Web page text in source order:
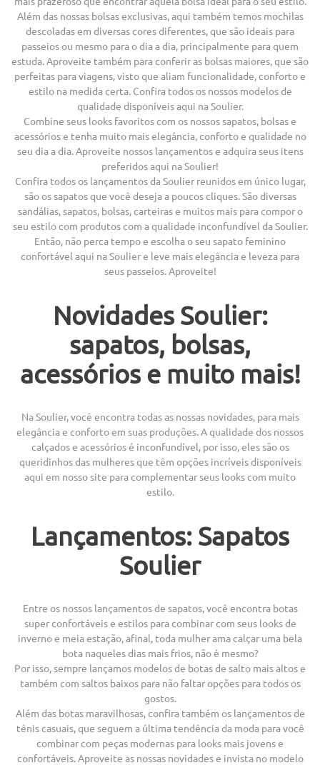
Além das nossas bolsas exclusivas, aqui também temos mochilas
descoladas em diversas cores diferentes, que são ideais para
passeios ou mesmo para o dia a dia, principalmente para quem
estuda. Aproveite também para conferir as bolsas maiores, que são
perfeitas para viagens, visto que aliam funcionalidade, conforto e
estilo na medida certa. Confira todos os nossos modelos de
qualidade disponíveis aqui na Soulier.
Combine seus looks favoritos com os nossos sapatos, bolsas e
acessórios e tenha muito mais elegância, conforto e qualidade no
seu dia a dia. Aproveite nossos lançamentos e adquira seus itens
preferidos aqui na Soulier!
Confira todos os lançamentos da Soulier reunidos em único lugar,
são os sapatos que você deseja a poucos cliques. São diversas
sandálias, sapatos, bolsas, carteiras e muitos mais para compor o
seu estilo com produtos com a qualidade inconfundível da Soulier.
Então, não perca tempo e escolha o seu sapato feminino
confortável aqui na Soulier e leve mais elegância e leveza para
seus passeios. Aproveite!
Novidades Soulier:
sapatos, bolsas,
acessórios e muito mais!
Na Soulier, você encontra todas as nossas novidades, para mais
elegância e conforto em suas produções. A qualidade dos nossos
calçados e acessórios é inconfundível, por isso, eles são os
queridinhos das mulheres que têm opções incríveis disponíveis
aqui em nosso site para complementar seus looks com muito
estilo.
Lançamentos: Sapatos
Soulier
Entre os nossos lançamentos de sapatos, você encontra botas
super confortáveis e estilos para combinar com seus looks de
inverno e meia estação, afinal, toda mulher ama calçar uma bela
bota naqueles dias mais frios, não é mesmo?
Por isso, sempre lançamos modelos de botas de salto mais altos e
também com saltos baixos para não faltar opções para todos os
gostos.
Além das botas maravilhosas, confira também os lançamentos de
tênis casuais, que seguem a última tendência da moda para você
combinar com peças modernas para looks mais jovens e
confortáveis. Aproveite as nossas novidades e invista no modelo